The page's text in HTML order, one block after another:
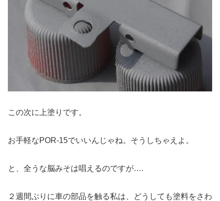
この次に上塗りです。
お手軽なPOR-15でいいんじゃね。そうしちゃえよ。
と、全うな脳みそは唱えるのですが….
２週間ぶりに車の部品を触る私は、どうしても塗料をさわ